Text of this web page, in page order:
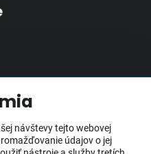
návštevy tejto webovej
údajov o jej